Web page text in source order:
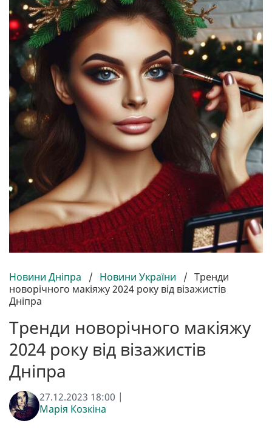
Новини Дніпра / Новини України / Тренди
новорічного макіяжу 2024 року від візажистів
Дніпра
Тренди новорічного макіяжу
2024 року від візажистів
Дніпра
27.12.2023 18:00 |
Марія Козкіна